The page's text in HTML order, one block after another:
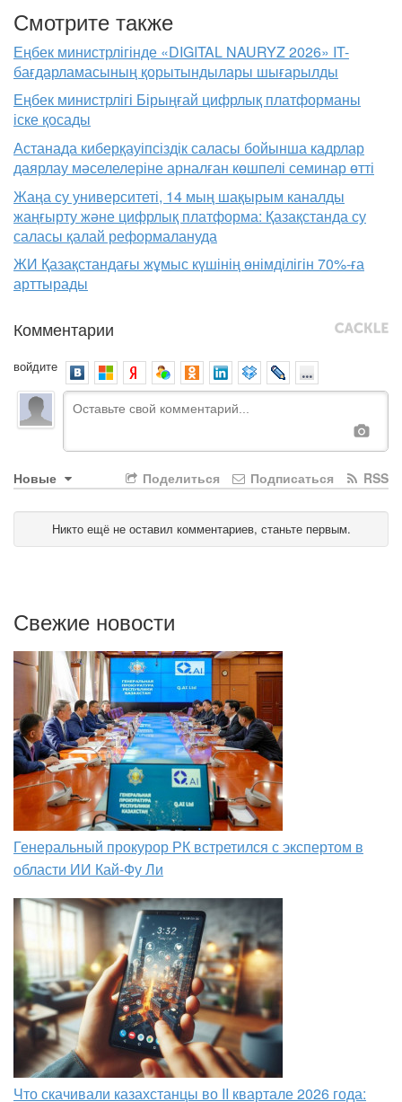
Смотрите также
Еңбек министрлігінде «DIGITAL NAURYZ 2026» IT-
бағдарламасының қорытындылары шығарылды
Еңбек министрлігі Бірыңғай цифрлық платформаны
іске қосады
Астанада киберқауіпсіздік саласы бойынша кадрлар
даярлау мәселелеріне арналған көшпелі семинар өтті
Жаңа су университеті, 14 мың шақырым каналды
жаңғырту және цифрлық платформа: Қазақстанда су
саласы қалай реформалануда
ЖИ Қазақстандағы жұмыс күшінің өнімділігін 70%-ға
арттырады
Комментарии
войдите
Новые RSS
Подписаться
Поделиться
Никто ещё не оставил комментариев, станьте первым.
Свежие новости
Генеральный прокурор РК встретился с экспертом в
области ИИ Кай-Фу Ли
Что скачивали казахстанцы во II квартале 2026 года: